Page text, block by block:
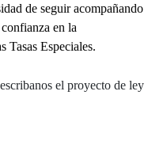
de seguir acompañando
en la
Tasas Especiales.
el proyecto de ley